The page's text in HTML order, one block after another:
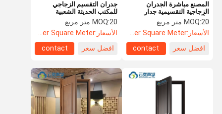
المصنع مباشرة الجدران
الزجاجية التقسيمية جدار
الألومنيوم قناة الزجاج
MOQ:20 متر مربع
الأسعار:US$52.60 Per Square Meter
افضل سعر
contact
جدران التقسيم الزجاجي
للمكتب الحديثة الشعبية
MOQ:20 متر مربع
الأسعار:US$52.60 Per Square Meter
افضل سعر
contact